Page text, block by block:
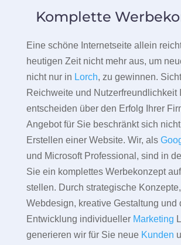
Komplette
Eine schöne Internetseite allein
heutigen Zeit nicht mehr aus, um
nicht nur in Lorch, zu gewinnen.
Reichweite und Nutzerfreundlichkeit
entscheiden über den Erfolg Ihrer
Angebot für Sie beschränkt sich
Erstellen einer Website. Wir, als
und Microsoft Professional, sind in
Sie ein komplettes Werbekonzept
stellen. Durch strategische
Webdesign, kreative Gestaltung und
Entwicklung individueller Marketing
generieren wir für Sie neue Kunden